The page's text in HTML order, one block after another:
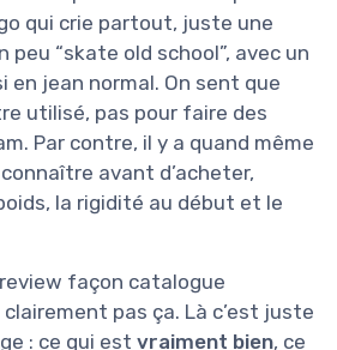
qui crie partout, juste une
peu “skate old school”, avec un
en jean normal. On sent que
utilisé, pas pour faire des
Par contre, il y a quand même
avant d’acheter,
la rigidité au début et le
façon catalogue
pas ça. Là c’est juste
: ce qui est vraiment bien, ce